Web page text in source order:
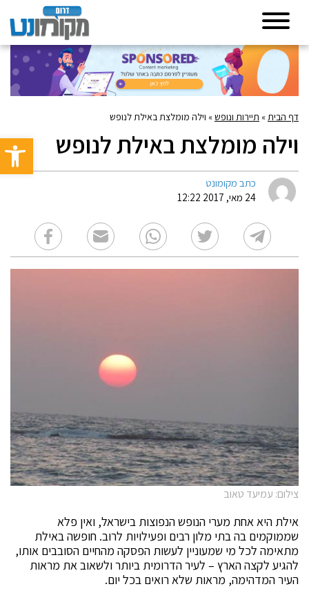
פתח
דף הבית» תיירות ונופש» וילה מומלצת באילת לנופש
וילה מומלצת באילת לנופש
כתב מקומונט
24 מאי, 2017 12:22
צילום: עמיעד טאוב
אילת היא אחת מערי הנופש הנפוצות בישראל, ואין פלא
שממוקמים בה בתי מלון רבים ופעילויות לרוב. חופשה באילת
מתאימה לכל מי שמעוניין לעשות הפסקה מהחיים הסובבים אותו,
להגיע לקצה הארץ – לעיר הדרומית ביותר ולשאוב את מראות
העיר המדהימה, מראות שלא רואים בכל יום.